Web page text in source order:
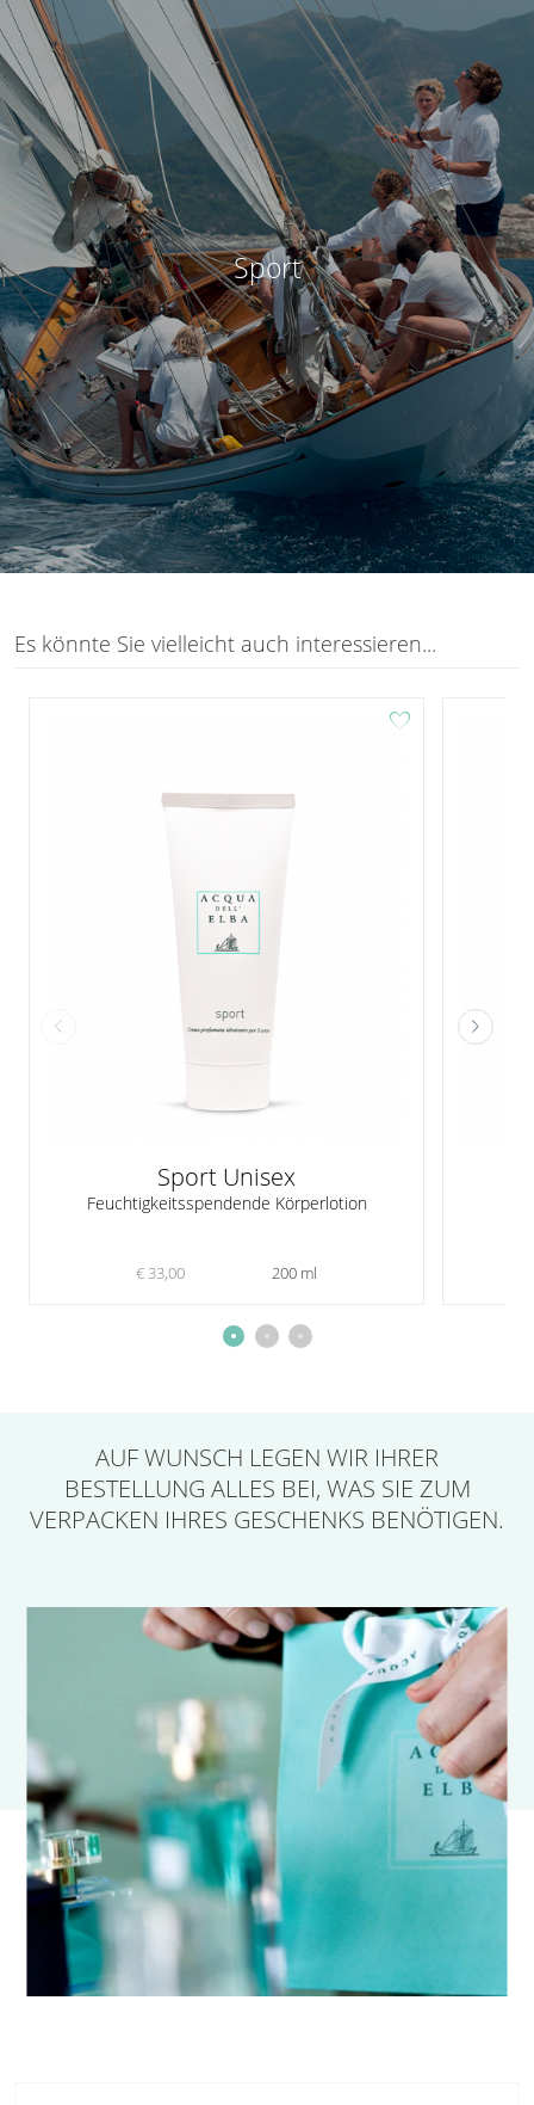
Sport
Es könnte Sie vielleicht auch interessieren...
favorite
Sport Unisex
Feuchtigkeitsspendende Körperlotion
€ 33,00 200 ml
AUF WUNSCH LEGEN WIR IHRER
BESTELLUNG ALLES BEI, WAS SIE ZUM
VERPACKEN IHRES GESCHENKS BENÖTIGEN.